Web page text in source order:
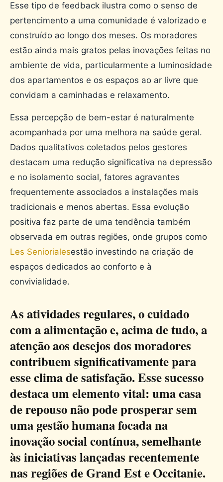
Esse tipo de feedback ilustra como o senso de
pertencimento a uma comunidade é valorizado e
construído ao longo dos meses. Os moradores
estão ainda mais gratos pelas inovações feitas no
ambiente de vida, particularmente a luminosidade
dos apartamentos e os espaços ao ar livre que
convidam a caminhadas e relaxamento.
Essa percepção de bem-estar é naturalmente
acompanhada por uma melhora na saúde geral.
Dados qualitativos coletados pelos gestores
destacam uma redução significativa na depressão
e no isolamento social, fatores agravantes
frequentemente associados a instalações mais
tradicionais e menos abertas. Essa evolução
positiva faz parte de uma tendência também
observada em outras regiões, onde grupos como
Les Seniorialesestão investindo na criação de
espaços dedicados ao conforto e à
convivialidade.
As atividades regulares, o cuidado
com a alimentação e, acima de tudo, a
atenção aos desejos dos moradores
contribuem significativamente para
esse clima de satisfação. Esse sucesso
destaca um elemento vital: uma casa
de repouso não pode prosperar sem
uma gestão humana focada na
inovação social contínua, semelhante
às iniciativas lançadas recentemente
nas regiões de Grand Est e Occitanie.